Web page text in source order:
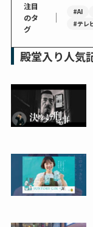
注目
のタ
グ
｜ #AI
#テレ
殿堂入り人気